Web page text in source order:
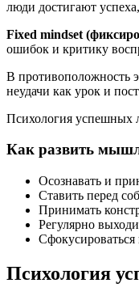
люди достигают
Fixed mindset
ошибок и критику
В противоположность
неудачи как урок и
Психология успешных
Как развить
Осознавать и
Ставить перед
Принимать
Регулярно
Сфокусироваться
Психология